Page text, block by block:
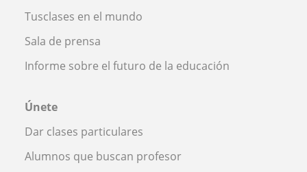
Tusclases en el mundo
Sala de prensa
Informe sobre el futuro de la educación
Únete
Dar clases particulares
Alumnos que buscan profesor